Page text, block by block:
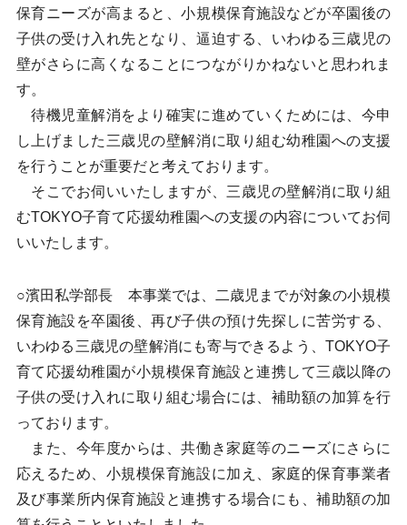
保育ニーズが高まると、小規模保育施設などが卒園後の
子供の受け入れ先となり、逼迫する、いわゆる三歳児の
壁がさらに高くなることにつながりかねないと思われま
す。
待機児童解消をより確実に進めていくためには、今申
し上げました三歳児の壁解消に取り組む幼稚園への支援
を行うことが重要だと考えております。
そこでお伺いいたしますが、三歳児の壁解消に取り組
むTOKYO子育て応援幼稚園への支援の内容についてお伺
いいたします。
○濱田私学部長 本事業では、二歳児までが対象の小規模
保育施設を卒園後、再び子供の預け先探しに苦労する、
いわゆる三歳児の壁解消にも寄与できるよう、TOKYO子
育て応援幼稚園が小規模保育施設と連携して三歳以降の
子供の受け入れに取り組む場合には、補助額の加算を行
っております。
また、今年度からは、共働き家庭等のニーズにさらに
応えるため、小規模保育施設に加え、家庭的保育事業者
及び事業所内保育施設と連携する場合にも、補助額の加